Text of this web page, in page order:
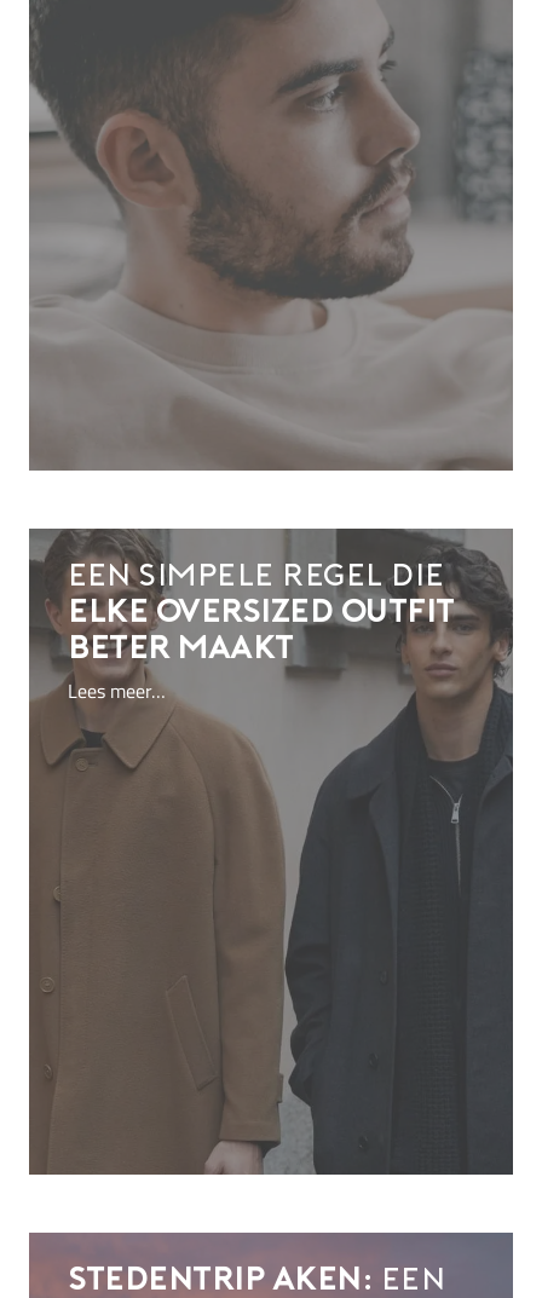
Een simpele regel die
elke oversized outfit
beter maakt
Lees meer…
Stedentrip Aken: een